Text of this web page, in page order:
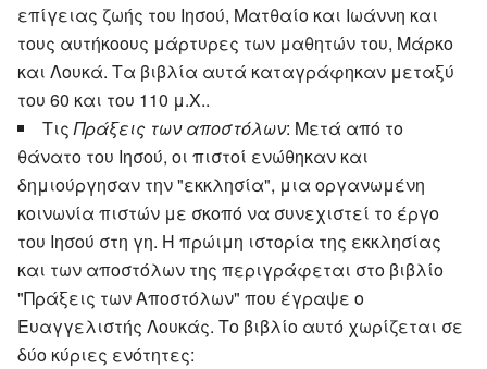
επίγειας ζωής του Ιησού, Ματθαίο και Ιωάννη και
τους αυτήκοους μάρτυρες των μαθητών του, Μάρκο
και Λουκά. Τα βιβλία αυτά καταγράφηκαν μεταξύ
του 60 και του 110 μ.Χ..
Τις Πράξεις των αποστόλων: Μετά από το
θάνατο του Ιησού, οι πιστοί ενώθηκαν και
δημιούργησαν την "εκκλησία", μια οργανωμένη
κοινωνία πιστών με σκοπό να συνεχιστεί το έργο
του Ιησού στη γη. Η πρώιμη ιστορία της εκκλησίας
και των αποστόλων της περιγράφεται στο βιβλίο
"Πράξεις των Αποστόλων" που έγραψε ο
Ευαγγελιστής Λουκάς. Το βιβλίο αυτό χωρίζεται σε
δύο κύριες ενότητες: